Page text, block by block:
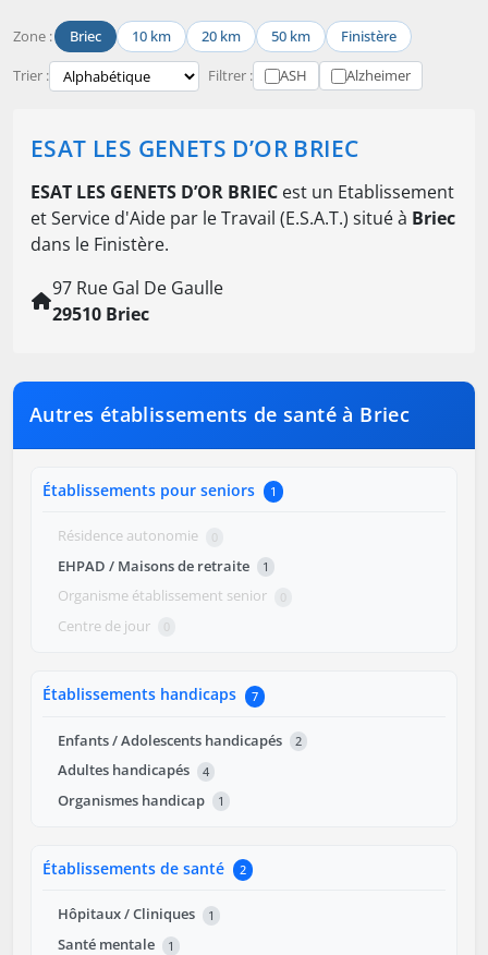
Zone : Briec 10 km 20 km 50 km Finistère
Trier : Filtrer : ASH Alzheimer
ESAT LES GENETS D’OR BRIEC
ESAT LES GENETS D’OR BRIEC est un Etablissement
et Service d'Aide par le Travail (E.S.A.T.) situé à Briec
dans le Finistère.
97 Rue Gal De Gaulle
29510 Briec
Autres établissements de santé à Briec
Établissements pour seniors 1
Résidence autonomie 0
EHPAD / Maisons de retraite 1
Organisme établissement senior 0
Centre de jour 0
Établissements handicaps 7
Enfants / Adolescents handicapés 2
Adultes handicapés 4
Organismes handicap 1
Établissements de santé 2
Hôpitaux / Cliniques 1
Santé mentale 1